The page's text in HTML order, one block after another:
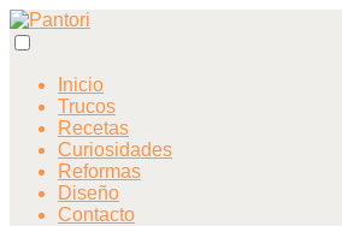
Inicio
Trucos
Recetas
Curiosidades
Reformas
Diseño
Contacto